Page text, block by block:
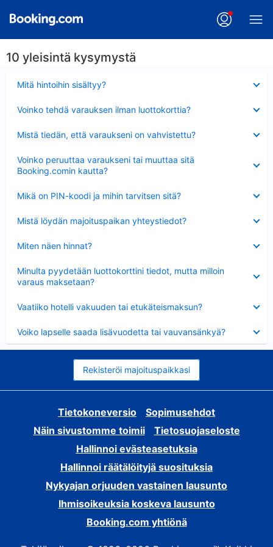
10 yleisintä kysymystä
Mitä hintoihin sisältyy?
Voinko tehdä varauksen ilman luottokorttia?
Mistä tiedän, että varaukseni on vahvistettu?
Voinko peruuttaa varaukseni tai muuttaa sitä
Booking.comin kautta?
Mikä on PIN-koodi ja mihin tarvitsen sitä?
Mistä löydän majoituspaikan yhteystiedot?
Miten näen hinnat?
Minulta pyydetään luottokorttini tiedot, mutta milloin
varaus maksetaan?
Vaatiiko hotelli vakuuden tai etukäteismaksun?
Voiko lapselle saada lisävuodetta tai vauvansänkyä?
Rekisteröi majoituspaikkasi
Tietokoneversio
Sopimusehdot
Näin sivustomme toimii
Tietosuojaseloste
Hallinnoi evästeasetuksia
Hallinnoi räätälöityjä suosituksia
Nykyajan orjuuden vastainen lausunto
Ihmisoikeuksia koskeva lausunto
Booking.com yhtiönä